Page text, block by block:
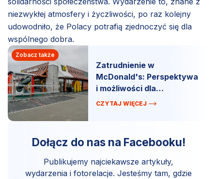
niezwykłej atmosfery i życzliwości, po raz kolejny
udowodniło, że Polacy potrafią zjednoczyć się dla
wspólnego dobra.
Zobacz także
Zatrudnienie w
McDonald's: Perspektywa
i możliwości dla
pracowników w każdym
CZYTAJ WIĘCEJ
Dołącz do nas na Facebooku!
Publikujemy najciekawsze artykuły,
wydarzenia i fotorelacje. Jesteśmy tam, gdzie